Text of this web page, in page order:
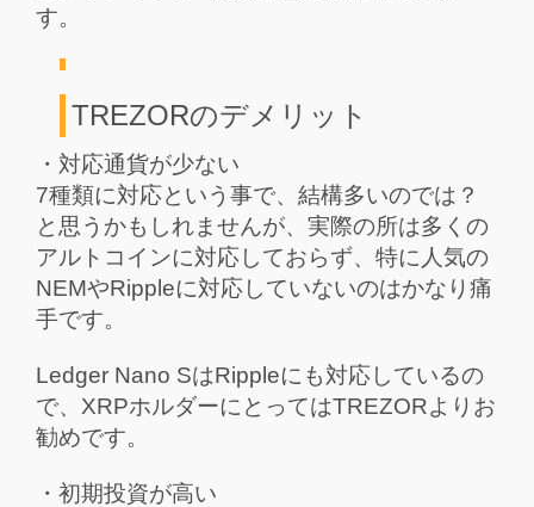
す。
TREZORのデメリット
・対応通貨が少ない
7種類に対応という事で、結構多いのでは？
と思うかもしれませんが、実際の所は多くの
アルトコインに対応しておらず、特に人気の
NEMやRippleに対応していないのはかなり痛
手です。
Ledger Nano SはRippleにも対応しているの
で、XRPホルダーにとってはTREZORよりお
勧めです。
・初期投資が高い